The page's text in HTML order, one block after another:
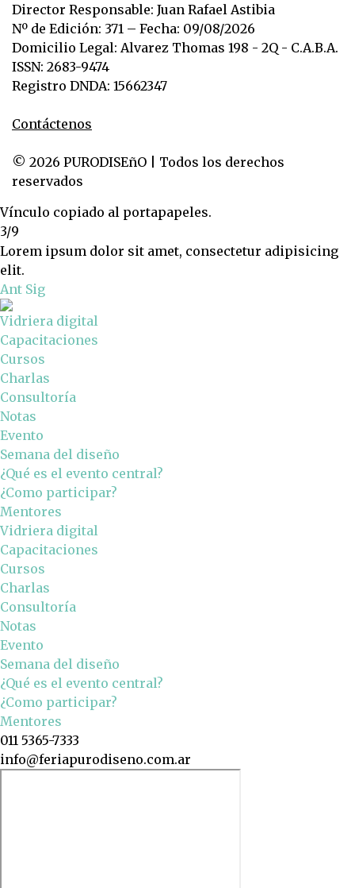
Director Responsable: Juan Rafael Astibia
Nº de Edición: 371 – Fecha: 09/08/2026
Domicilio Legal: Alvarez Thomas 198 - 2Q - C.A.B.A.
ISSN: 2683-9474
Registro DNDA: 15662347
Contáctenos
© 2026 PURODISEñO | Todos los derechos
reservados
Vínculo copiado al portapapeles.
3/9
Lorem ipsum dolor sit amet, consectetur adipisicing
elit.
Ant Sig
Vidriera digital
Capacitaciones
Cursos
Charlas
Consultoría
Notas
Evento
Semana del diseño
¿Qué es el evento central?
¿Como participar?
Mentores
Vidriera digital
Capacitaciones
Cursos
Charlas
Consultoría
Notas
Evento
Semana del diseño
¿Qué es el evento central?
¿Como participar?
Mentores
011 5365-7333
info@feriapurodiseno.com.ar